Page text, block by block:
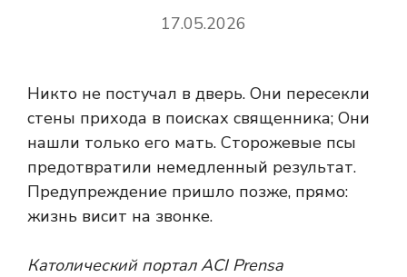
17.05.2026
Никто не постучал в дверь. Они пересекли
стены прихода в поисках священника; Они
нашли только его мать. Сторожевые псы
предотвратили немедленный результат.
Предупреждение пришло позже, прямо:
жизнь висит на звонке.
Католический портал ACI Prensa